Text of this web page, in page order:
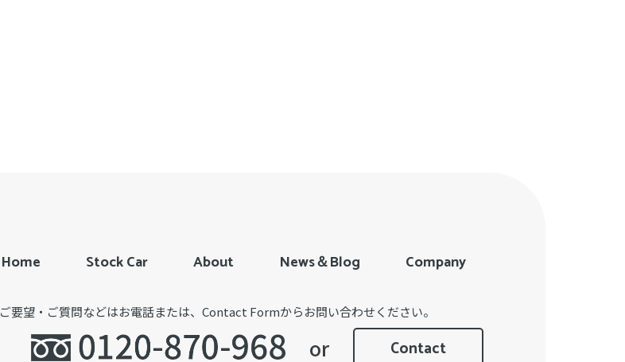
Home Stock Car About News＆Blog Company
ご要望・ご質問などはお電話または、Contact Formからお問い合わせください。
or Contact